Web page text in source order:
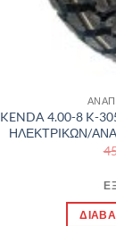
KENDA 4.00-8 K-
ΗΛΕΚΤΡΙΚΩΝ/